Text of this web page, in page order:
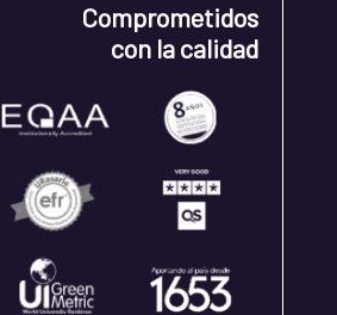
Comprometidos
con la calidad